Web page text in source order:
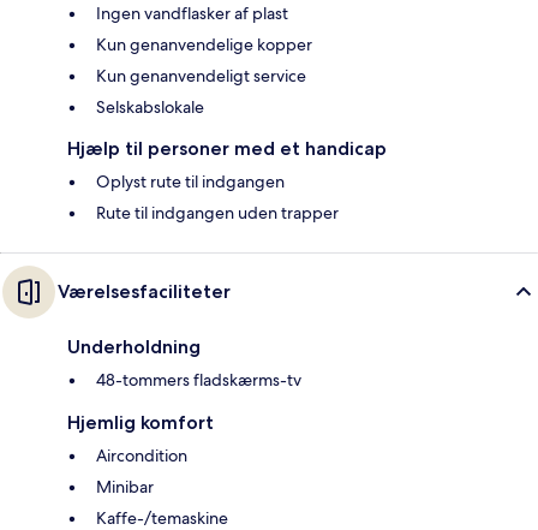
Ingen vandflasker af plast
Kun genanvendelige kopper
Kun genanvendeligt service
Selskabslokale
Hjælp til personer med et handicap
Oplyst rute til indgangen
Rute til indgangen uden trapper
Værelsesfaciliteter
Underholdning
48-tommers fladskærms-tv
Hjemlig komfort
Aircondition
Minibar
Kaffe-/temaskine